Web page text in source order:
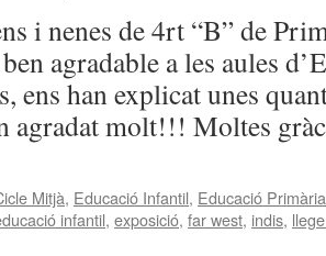
i nenes de 4rt “B” de
agradable a les aules
ens han explicat unes
agradat molt!!! Moltes
Mitjà, Educació Infantil, Educació Primària
infantil, exposició, far west, indis,